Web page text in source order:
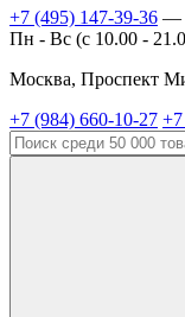
+7 (495) 147-39-36 —
Пн - Вс (c 10.00 -
Москва, Проспект
+7 (984) 660-10-27